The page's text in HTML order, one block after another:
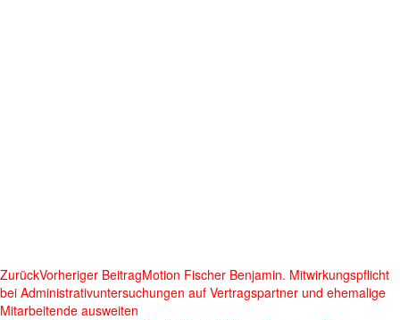
ZurückVorheriger BeitragMotion Fischer Benjamin. Mitwirkungspflicht
bei Administrativuntersuchungen auf Vertragspartner und ehemalige
Mitarbeitende ausweiten